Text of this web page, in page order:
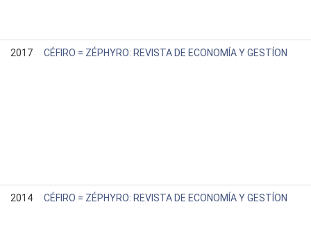
2017 CÉFIRO = ZÉPHYRO: REVISTA DE ECONOMÍA Y GESTÍON
2014 CÉFIRO = ZÉPHYRO: REVISTA DE ECONOMÍA Y GESTÍON